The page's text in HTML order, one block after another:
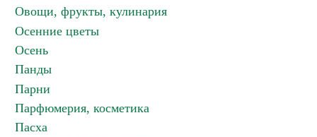
Овощи, фрукты, кулинария
Осенние цветы
Осень
Панды
Парни
Парфюмерия, косметика
Пасха